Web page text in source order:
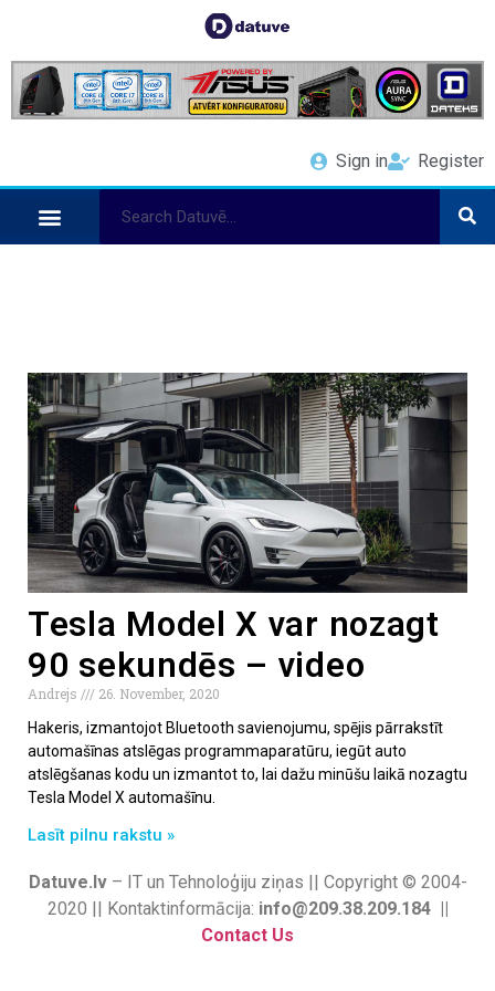
Sign in Register
Tesla Model X var nozagt
90 sekundēs – video
Andrejs
26. November, 2020
Hakeris, izmantojot Bluetooth savienojumu, spējis pārrakstīt
automašīnas atslēgas programmaparatūru, iegūt auto
atslēgšanas kodu un izmantot to, lai dažu minūšu laikā nozagtu
Tesla Model X automašīnu.
Lasīt pilnu rakstu »
Datuve.lv– IT un Tehnoloģiju ziņas || Copyright © 2004-
2020 || Kontaktinformācija: info@209.38.209.184 ||
Contact Us